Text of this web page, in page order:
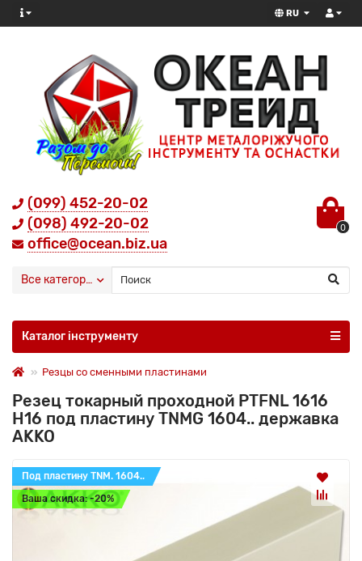
RU
(099) 452-20-02
(098) 492-20-02
office@ocean.biz.ua
0
Все категории
Каталог інструменту
Резцы со сменными пластинами
Резец токарный проходной PTFNL 1616
H16 под пластину TNMG 1604.. державка
AKKO
Под пластину TNM. 1604..
Ваша скидка: -20%